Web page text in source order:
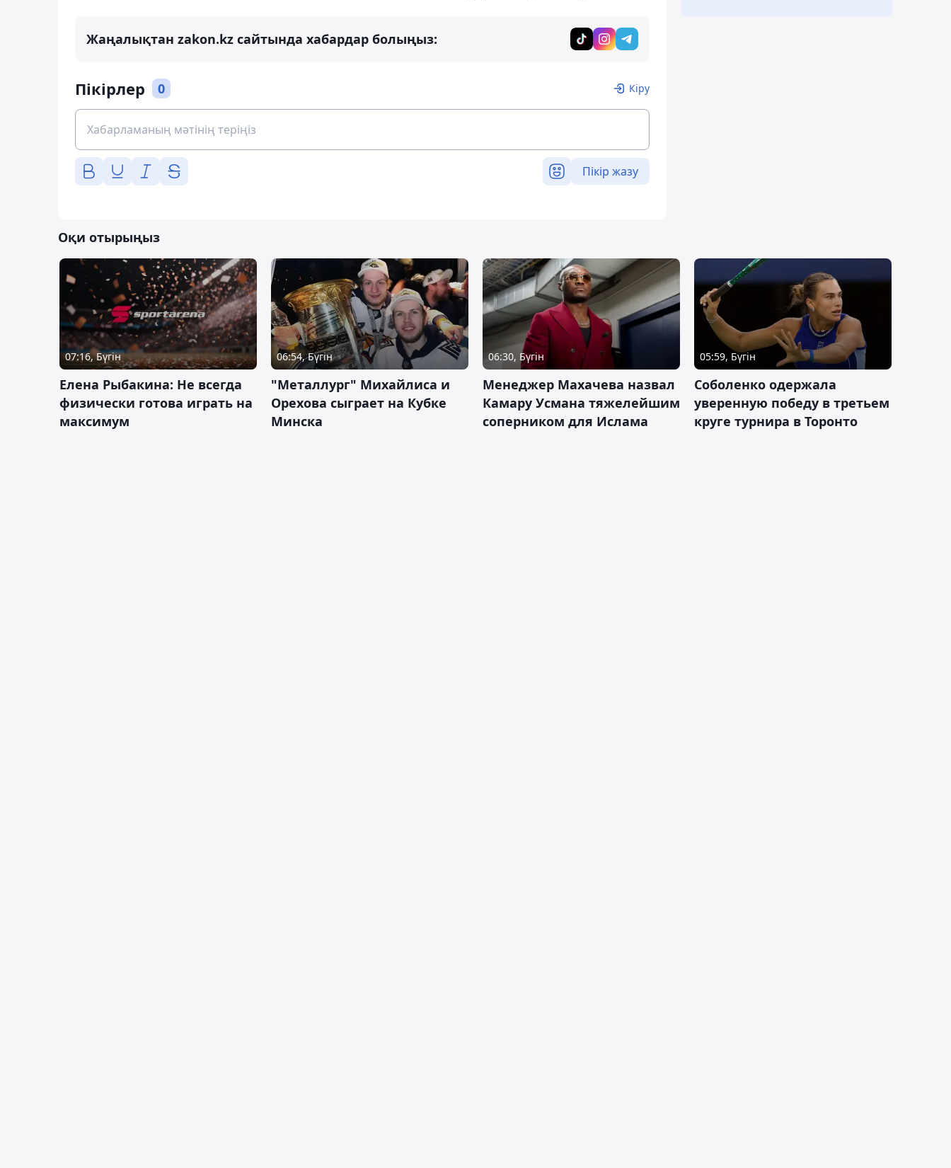
Жаңалықтан zakon.kz сайтында хабардар болыңыз:
Пікірлер 0 Кіру
Пікір жазу
Оқи отырыңыз
07:16, Бүгін
Елена Рыбакина: Не всегда
физически готова играть на
максимум
06:54, Бүгін
"Металлург" Михайлиса и
Орехова сыграет на Кубке
Минска
06:30, Бүгін
Менеджер Махачева назвал
Камару Усмана тяжелейшим
соперником для Ислама
05:59, Бүгін
Соболенко одержала
уверенную победу в третьем
круге турнира в Торонто